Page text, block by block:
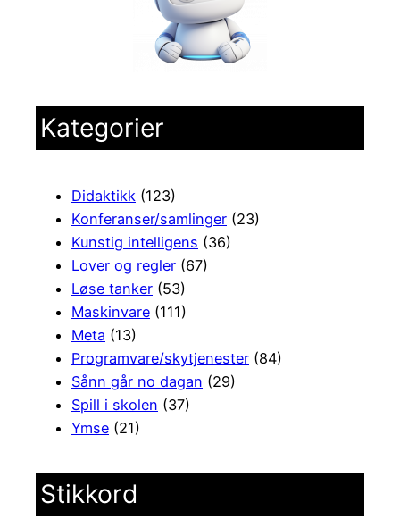
Kategorier
Didaktikk (123)
Konferanser/samlinger (23)
Kunstig intelligens (36)
Lover og regler (67)
Løse tanker (53)
Maskinvare (111)
Meta (13)
Programvare/skytjenester (84)
Sånn går no dagan (29)
Spill i skolen (37)
Ymse (21)
Stikkord